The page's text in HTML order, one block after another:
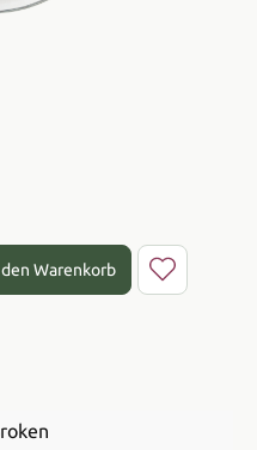
Wert ein oder benutze die
Warenkorb